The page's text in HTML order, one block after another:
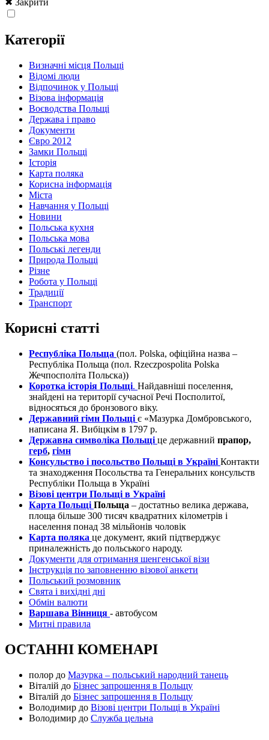
Категорії
Визначні місця Польщі
Відомі люди
Відпочинок у Польщі
Візова інформація
Воєводства Польщі
Держава і право
Документи
Євро 2012
Замки Польщі
Історія
Карта поляка
Корисна інформація
Міста
Навчання у Польщі
Новини
Польська кухня
Польська мова
Польські легенди
Природа Польщі
Різне
Робота у Польщі
Традиції
Транспорт
Корисні статті
Республіка Польща (пол. Polska, офіційна назва –
Республіка Польща (пол. Rzeczpospolita Polska
Жечпосполіта Польска))
Коротка історія Польщі. Найдавніші поселення,
знайдені на території сучасної Речі Посполитої,
відносяться до бронзового віку.
Державний гімн Польщі є «Мазурка Домбровського,
написана Я. Вибіцкім в 1797 р.
Державна символіка Польщі це державний прапор,
герб, гімн
Консульство і посольство Польщі в Україні Контакти
та знаходження Посольства та Генеральних консульств
Республіки Польща в Україні
Візові центри Польщі в Україні
Карта Польщі Польща – достатньо велика держава,
площа більше 300 тисяч квадратних кілометрів і
населення понад 38 мільйонів чоловік
Карта поляка це документ, який підтверджує
приналежність до польського народу.
Документи для отримання шенгенської візи
Інструкція по заповненню візової анкети
Польський розмовник
Свята і вихідні дні
Обмін валюти
Варшава Вінниця - автобусом
Митні правила
ОСТАННІ КОМЕНАРІ
полор до Мазурка – польський народний танець
Віталій до Бізнес запрошення в Польщу
Віталій до Бізнес запрошення в Польщу
Володимир до Візові центри Польщі в Україні
Володимир до Служба цельна